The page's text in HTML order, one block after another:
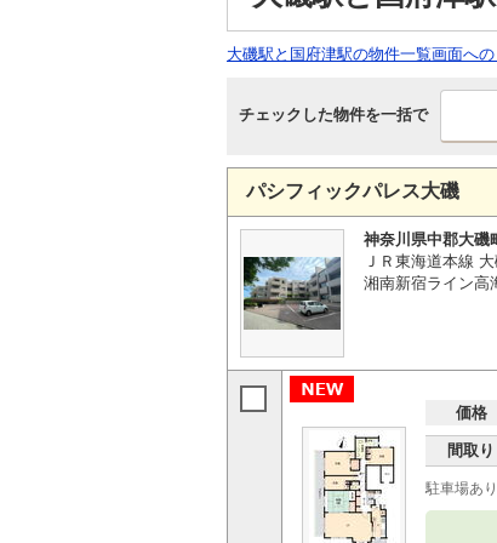
大磯駅と国府津駅の物件一覧画面への
チェックした物件を一括で
パシフィックパレス大磯
神奈川県中郡大磯
ＪＲ東海道本線
湘南新宿ライン高
価格
間取り
駐車場あり